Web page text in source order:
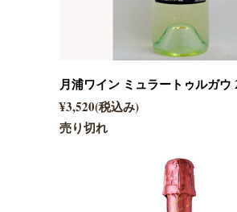
月浦ワイン ミュラートゥルガウ
¥3,520(税込み)
売り切れ